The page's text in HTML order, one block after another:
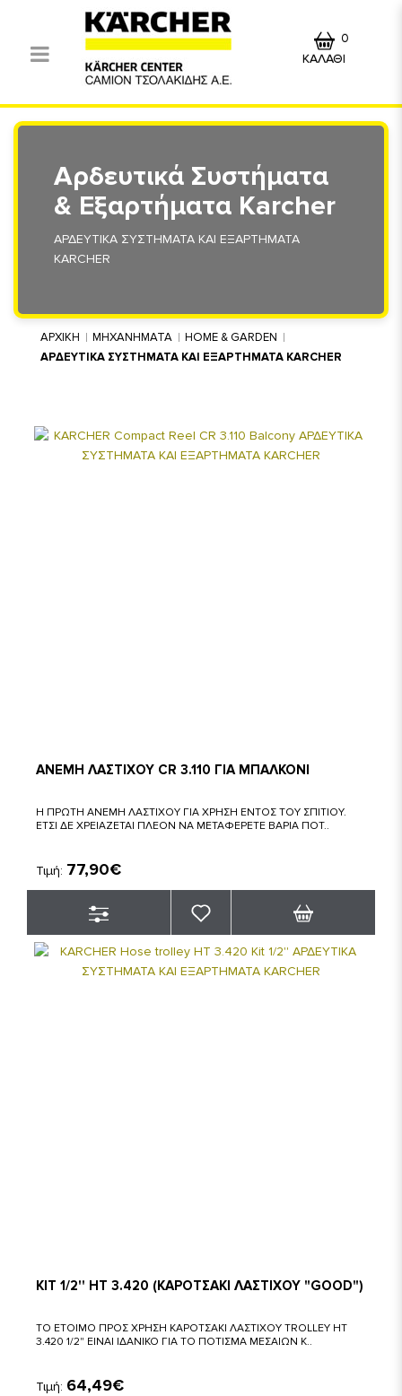
ΚΑΛΑΘΙ
0
Αρδευτικά Συστήματα
& Εξαρτήματα Karcher
ΑΡΔΕΥΤΙΚΑ ΣΥΣΤΗΜΑΤΑ ΚΑΙ ΕΞΑΡΤΗΜΑΤΑ
KARCHER
ΑΡΧΙΚΗ ΜΗΧΑΝΗΜΑΤΑ
HOME & GARDEN
ΑΡΔΕΥΤΙΚΑ ΣΥΣΤΗΜΑΤΑ ΚΑΙ ΕΞΑΡΤΗΜΑΤΑ KARCHER
AΝΕΜΗ ΛΑΣΤΙΧΟΥ CR 3.110 ΓΙΑ ΜΠΑΛΚΟΝΙ
Η ΠΡΩΤΗ ΑΝΕΜΗ ΛΑΣΤΙΧΟΥ ΓΙΑ ΧΡΗΣΗ ΕΝΤΟΣ ΤΟΥ ΣΠΙΤΙΟΥ.
ΕΤΣΙ ΔΕ ΧΡΕΙΑΖΕΤΑΙ ΠΛΕΟΝ ΝΑ ΜΕΤΑΦΕΡΕΤΕ ΒΑΡΙΑ ΠΟΤ..
Τιμή: 77,90€
KIT 1/2'' HT 3.420 (ΚΑΡΟΤΣΑΚΙ ΛΑΣΤΙΧΟΥ "GOOD")
ΤΟ ΕΤΟΙΜΟ ΠΡΟΣ ΧΡΗΣΗ ΚΑΡΟΤΣΑΚΙ ΛΑΣΤΙΧΟΥ TROLLEY HT
3.420 1/2" ΕΙΝΑΙ ΙΔΑΝΙΚΟ ΓΙΑ ΤΟ ΠΟΤΙΣΜΑ ΜΕΣΑΙΩΝ Κ..
Τιμή: 64,49€